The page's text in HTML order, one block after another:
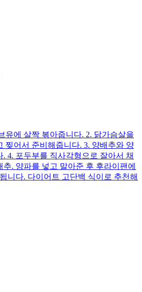
유에 살짝 볶아줍니다. 2. 닭가슴살을
찢어서 준비해줍니다. 3. 양배추와 양
4. 포두부를 직사각형으로 잘아서 채
. 양파를 넣고 말아준 후 후라이팬에
니다. 다이어트 고단백 식이로 추천해